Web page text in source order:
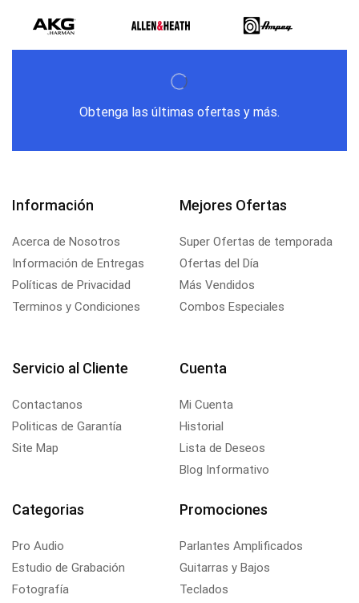
Obtenga las últimas ofertas y más.
Información
Acerca de Nosotros
Información de Entregas
Políticas de Privacidad
Terminos y Condiciones
Mejores Ofertas
Super Ofertas de temporada
Ofertas del Día
Más Vendidos
Combos Especiales
Servicio al Cliente
Contactanos
Politicas de Garantía
Site Map
Cuenta
Mi Cuenta
Historial
Lista de Deseos
Blog Informativo
Categorias
Pro Audio
Estudio de Grabación
Fotografía
Promociones
Parlantes Amplificados
Guitarras y Bajos
Teclados